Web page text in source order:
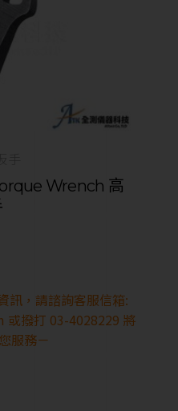
Wrench 高
訊，請諮詢客服信箱:
或撥打 03-4028229 將
服務－